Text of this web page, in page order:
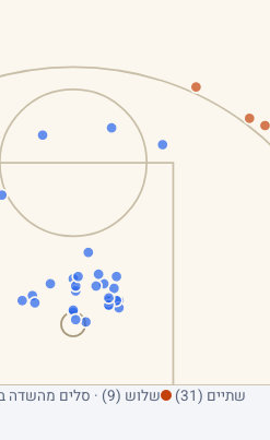
שתיים (31) שלוש (9) · סלים מהשדה בלבד; ריחוף על נקודה מציג את הקולע